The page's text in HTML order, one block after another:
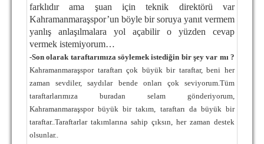
farklıdır ama şuan için teknik direktörü var
Kahramanmaraşspor’un böyle bir soruya yanıt vermem
yanlış anlaşılmalara yol açabilir o yüzden cevap
vermek istemiyorum…
-Son olarak taraftarımıza söylemek istediğin bir şey var mı ?
Kahramanmaraşspor taraftarı çok büyük bir taraftar, beni her
zaman sevdiler, saydılar bende onları çok seviyorum.Tüm
taraftarlarımıza buradan selam gönderiyorum,
Kahramanmaraşspor büyük bir takım, taraftarı da büyük bir
taraftar..Taraftarlar takımlarına sahip çıksın, her zaman destek
olsunlar..